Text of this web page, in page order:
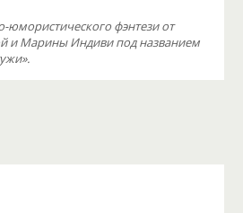
фэнтези от
и Марины Индиви под названием